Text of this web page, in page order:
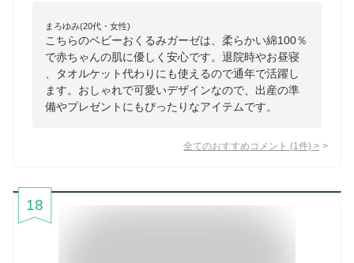
まろゆみ(20代・女性)
こちらのベビーおくるみガーゼは、柔らかい綿100％
で赤ちゃんの肌に優しく安心です。退院時やお昼寝
、タオルケット代わりにも使えるので通年で活躍し
ます。おしゃれで可愛いデザインなので、出産の準
備やプレゼントにもぴったりなアイテムです。
全てのおすすめコメント (1 件) >
18